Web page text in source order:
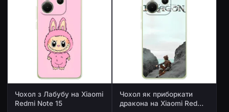
Чохол з Лабубу на Xiaomi
Redmi Note 15
Чохол як приборкати
дракона на Xiaomi Redmi